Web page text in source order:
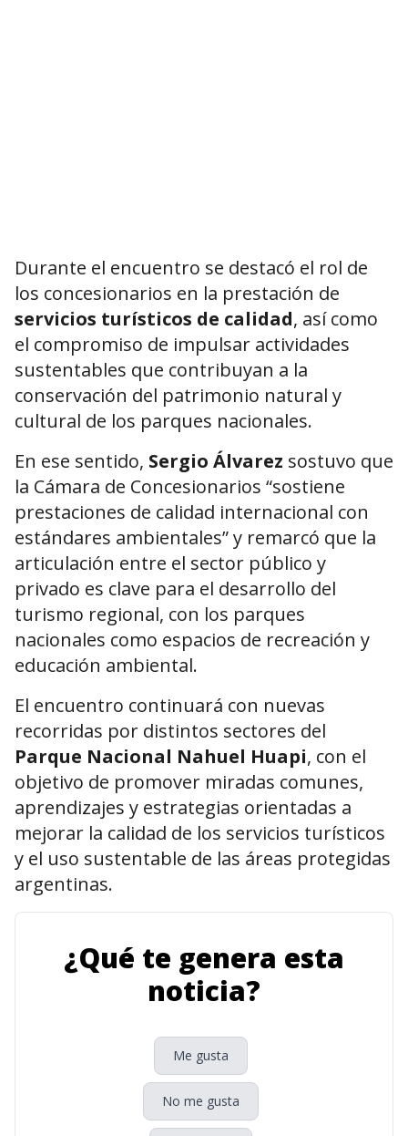
Durante el encuentro se destacó el rol de
los concesionarios en la prestación de
servicios turísticos de calidad, así como
el compromiso de impulsar actividades
sustentables que contribuyan a la
conservación del patrimonio natural y
cultural de los parques nacionales.
En ese sentido, Sergio Álvarez sostuvo que
la Cámara de Concesionarios “sostiene
prestaciones de calidad internacional con
estándares ambientales” y remarcó que la
articulación entre el sector público y
privado es clave para el desarrollo del
turismo regional, con los parques
nacionales como espacios de recreación y
educación ambiental.
El encuentro continuará con nuevas
recorridas por distintos sectores del
Parque Nacional Nahuel Huapi, con el
objetivo de promover miradas comunes,
aprendizajes y estrategias orientadas a
mejorar la calidad de los servicios turísticos
y el uso sustentable de las áreas protegidas
argentinas.
¿Qué te genera esta
noticia?
Me gusta
No me gusta